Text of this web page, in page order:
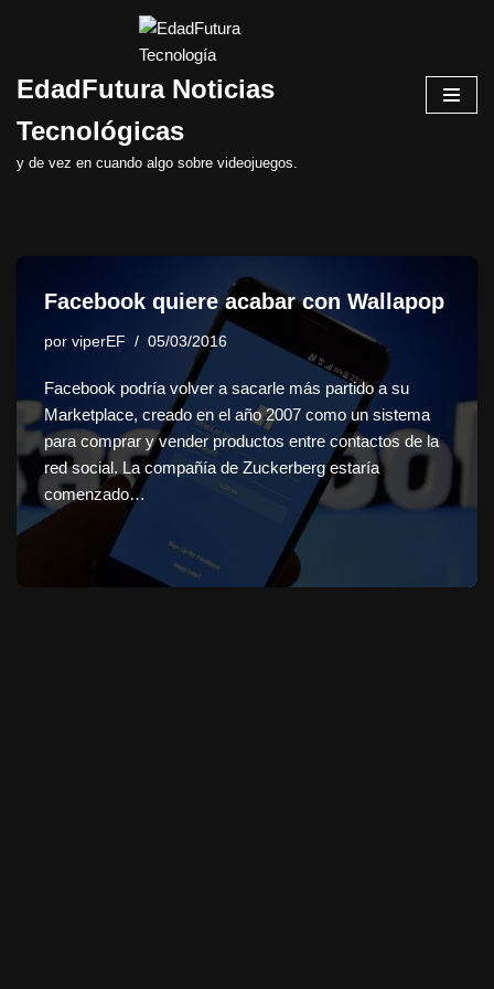
al
EdadFutura Noticias
Tecnológicas
y de vez en cuando algo sobre videojuegos.
Facebook quiere acabar con Wallapop
por viperEF 05/03/2016
Facebook podría volver a sacarle más partido a su
Marketplace, creado en el año 2007 como un sistema
para comprar y vender productos entre contactos de la
red social. La compañía de Zuckerberg estaría
comenzado…